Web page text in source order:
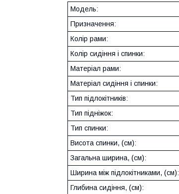
Модель:
Призначення:
Колір рами:
Колір сидіння і спинки:
Матеріал рами:
Матеріал сидіння і спинки:
Тип підлокітників:
Тип підніжок:
Тип спинки:
Висота спинки, (см):
Загальна ширина, (см):
Ширина між підлокітниками, (см):
Глибина сидіння, (см):